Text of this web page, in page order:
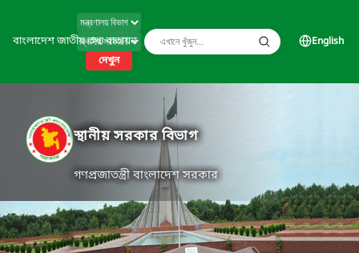
বাংলাদেশ জাতীয় তথ্য বাতায়ন
দেখুন
English
স্থানীয় সরকার বিভাগ
গণপ্রজাতন্ত্রী বাংলাদেশ সরকার